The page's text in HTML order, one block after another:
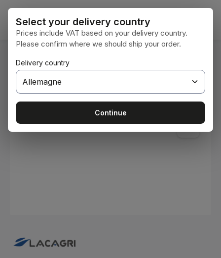
Passer au contenu principal
Vous êtes ici : Accueil
Peintures et vernis
Ignorer la galerie d'images
Select your delivery country
Prices include VAT based on your delivery country.
Please confirm where we should ship your order.
Delivery country
Continue